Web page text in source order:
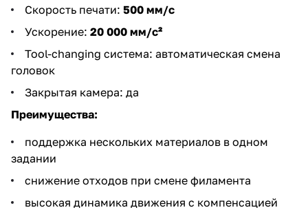
Скорость печати: 500 мм/с
Ускорение: 20 000 мм/с²
Tool-changing система: автоматическая смена
головок
Закрытая камера: да
Преимущества:
поддержка нескольких материалов в одном
задании
снижение отходов при смене филамента
высокая динамика движения с компенсацией